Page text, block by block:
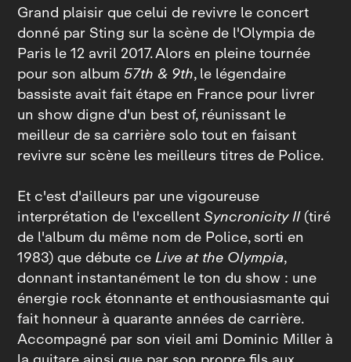
Grand plaisir que celui de revivre le concert
donné par Sting sur la scène de l'Olympia de
Paris le 12 avril 2017. Alors en pleine tournée
pour son album 57th & 9th, le légendaire
bassiste avait fait étape en France pour livrer
un show digne d'un best of, réunissant le
meilleur de sa carrière solo tout en faisant
revivre sur scène les meilleurs titres de Police.
Et c'est d'ailleurs par une vigoureuse
interprétation de l'excellentSyncronicity II(tiré
de l'album du même nom de Police, sorti en
1983) que débute ceLive at the Olympia,
donnant instantanément le ton du show : une
énergie rock étonnante et enthousiasmante qui
fait honneur à quarante années de carrière.
Accompagné par son vieil ami Dominic Miller à